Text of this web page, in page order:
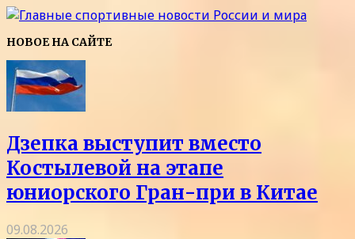
НОВОЕ НА САЙТЕ
Дзепка выступит вместо
Костылевой на этапе
юниорского Гран-при в Китае
09.08.2026